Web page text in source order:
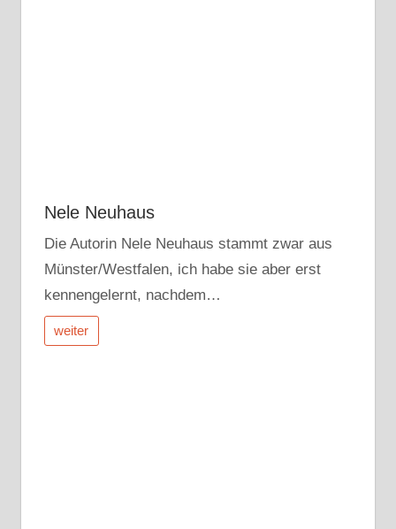
Nele Neuhaus
Die Autorin Nele Neuhaus stammt zwar aus
Münster/Westfalen, ich habe sie aber erst
kennengelernt, nachdem…
weiter